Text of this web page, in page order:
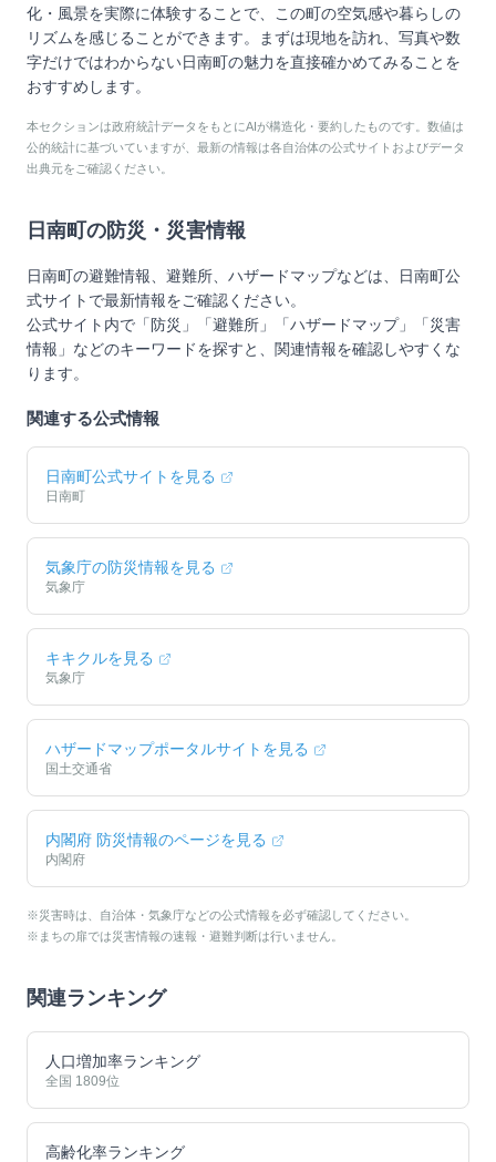
化・風景を実際に体験することで、この町の空気感や暮らしの
リズムを感じることができます。まずは現地を訪れ、写真や数
字だけではわからない日南町の魅力を直接確かめてみることを
おすすめします。
本セクションは政府統計データをもとにAIが構造化・要約したものです。数値は
公的統計に基づいていますが、最新の情報は各自治体の公式サイトおよびデータ
出典元をご確認ください。
日南町 の防災・災害情報
日南町の避難情報、避難所、ハザードマップなどは、 日南町公
式サイトで最新情報をご確認ください。
公式サイト内で「防災」「避難所」「ハザードマップ」「災害
情報」などのキーワードを探すと、関連情報を確認しやすくな
ります。
関連する公式情報
日南町公式サイトを見る
日南町
気象庁の防災情報を見る
気象庁
キキクルを見る
気象庁
ハザードマップポータルサイトを見る
国土交通省
内閣府 防災情報のページを見る
内閣府
※災害時は、自治体・気象庁などの公式情報を必ず確認してください。
※まちの扉では災害情報の速報・避難判断は行いません。
関連ランキング
人口増加率ランキング
全国 1809位
高齢化率ランキング